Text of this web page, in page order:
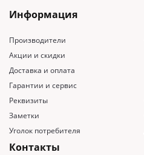
Информация
Производители
Акции и скидки
Доставка и оплата
Гарантии и сервис
Реквизиты
Заметки
Уголок потребителя
Контакты